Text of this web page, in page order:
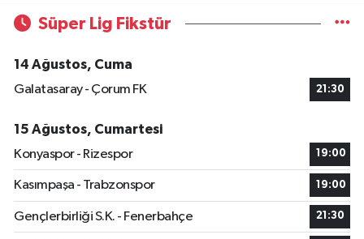
Süper Lig Fikstür
14 Ağustos, Cuma
Galatasaray - Çorum FK
21:30
15 Ağustos, Cumartesi
Konyaspor - Rizespor
19:00
Kasımpaşa - Trabzonspor 19:00
Gençlerbirliği S.K. - Fenerbahçe 21:30